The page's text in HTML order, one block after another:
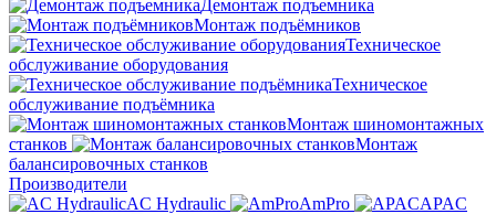
Демонтаж подъемника
Монтаж подъёмников
Техническое
обслуживание оборудования
Техническое
обслуживание подъёмника
Монтаж шиномонтажных
станков
Монтаж
балансировочных станков
Производители
AC Hydraulic
AmPro
APAC